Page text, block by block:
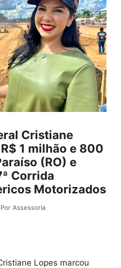
Cristiane
1 milhão e 800
(RO) e
Corrida
Motorizados
Assessoria
Lopes marcou